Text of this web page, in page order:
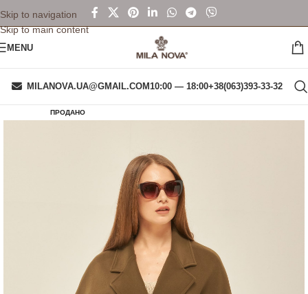
Skip to navigation
Skip to main content
MENU
MILANOVA.UA@GMAIL.COM10:00 — 18:00+38(063)393-33-32
ПРОДАНО